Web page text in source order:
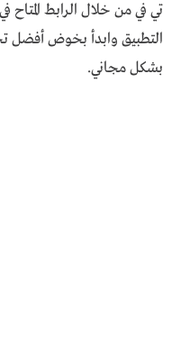
تي في من خلال الرابط المتاح
التطبيق وابدأ بخوض أفضل
بشكل مجاني.